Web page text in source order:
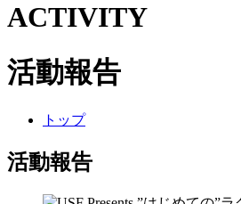
ACTIVITY
活動報告
トップ
活動報告